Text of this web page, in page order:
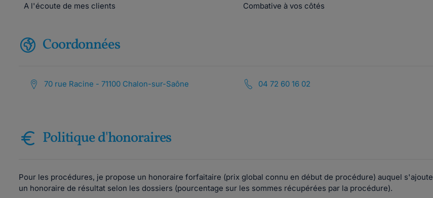
A l'écoute de mes clients
Combative à vos côtés
Coordonnées
70 rue Racine - 71100 Chalon-sur-Saône 04 72 60 16 02
Politique d'honoraires
Pour les procédures, je propose un honoraire forfaitaire (prix global connu en début de procédure) auquel s'ajoute
un honoraire de résultat selon les dossiers (pourcentage sur les sommes récupérées par la procédure).